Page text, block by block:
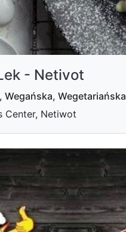
- Netivot
Wegańska, Wegetariańska
Center, Netiwot